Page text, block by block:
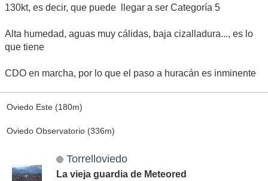
130kt, es decir, que puede llegar a ser Categoría 5
Alta humedad, aguas muy cálidas, baja cizalladura..., es lo
que tiene
CDO en marcha, por lo que el paso a huracán es inminente
Oviedo Este (180m)
Oviedo Observatorio (336m)
Torrelloviedo
La vieja guardia de Meteored